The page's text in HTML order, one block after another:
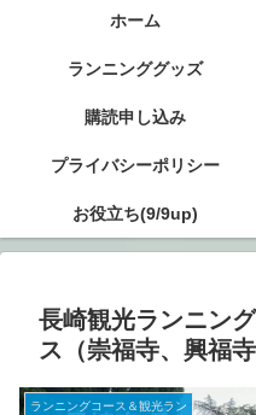
ホーム
ランニンググッズ
購読申し込み
プライバシーポリシー
お役立ち(9/9up)
長崎観光ランニン
ス（崇福寺、興福
ランニングコース＆観光ラン